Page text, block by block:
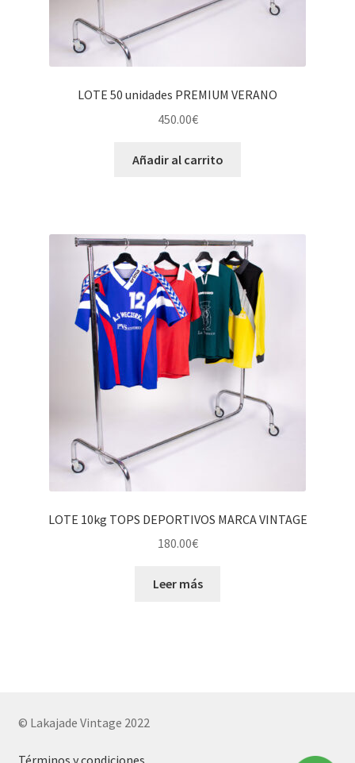
LOTE 50 unidades PREMIUM VERANO
450.00€
Añadir al carrito
LOTE 10kg TOPS DEPORTIVOS MARCA VINTAGE
180.00€
Leer más
© Lakajade Vintage 2022